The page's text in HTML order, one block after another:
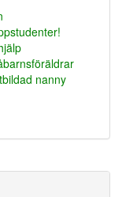
nanny